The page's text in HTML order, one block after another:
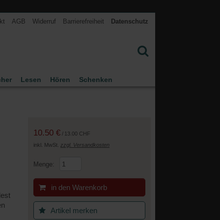
AGB Widerruf Barrierefreiheit Datenschutz
Lesen Hören Schenken
10.50 € / 13.00 CHF
inkl. MwSt. zzgl. Versandkosten
Menge:
in den Warenkorb
Artikel merken